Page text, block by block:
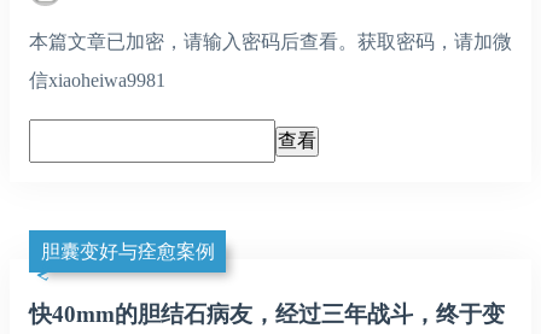
本篇文章已加密，请输入密码后查看。获取密码，请加微
信xiaoheiwa9981
胆囊变好与痊愈案例
快40mm的胆结石病友，经过三年战斗，终于变